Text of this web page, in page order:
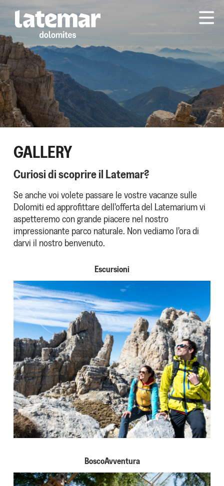
GALLERY
Curiosi di scoprire il Latemar?
Se anche voi volete passare le vostre vacanze sulle
Dolomiti ed approfittare dell’offerta del Latemarium vi
aspetteremo con grande piacere nel nostro
impressionante parco naturale. Non vediamo l’ora di
darvi il nostro benvenuto.
Escursioni
BoscoAvventura